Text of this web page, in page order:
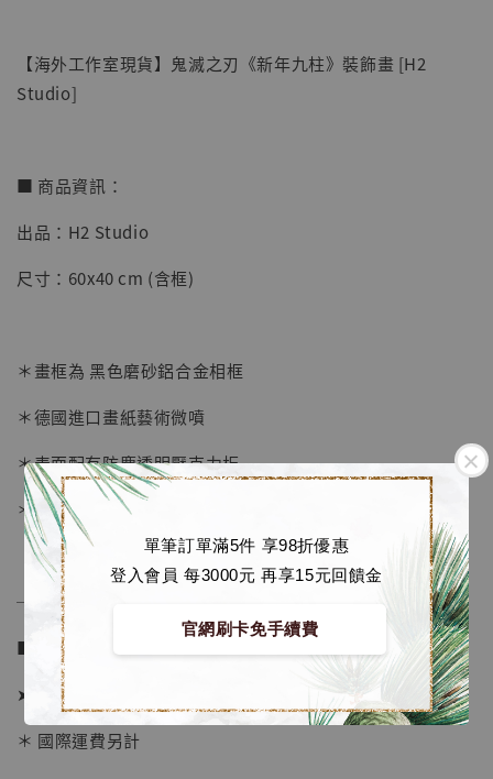
單筆訂單滿5件 享98折優惠
登入會員 每3000元 再享15元回饋金
官網刷卡免手續費
【店內現貨】七龍珠 系列蒐藏雕像 悟空 鳥山
明紀念款 [奇蹟工作室]
【海外工作室現貨】鬼滅之刃《新年九柱》裝飾畫 [H2
Studio]
■ 商品資訊：
出品：H2 Studio
尺寸：60x40 cm (含框)
＊畫框為 黑色磨砂鋁合金相框
＊德國進口畫紙藝術微噴
＊表面配有防塵透明壓克力板
＊背面爲防潮背板
──────────────
■ 販售資訊：
➤ 價格 1380元
＊ 國際運費另計